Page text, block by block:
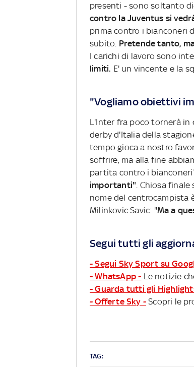
presenti - sono soltanto
contro la Juventus si
prima contro i bianconeri
subito. Pretende tanto,
I carichi di lavoro sono
limiti. E' un vincente e la
"Vogliamo obiettivi
L'Inter fra poco tornerà in
derby d'Italia della
tempo gioca a nostro
soffrire, ma alla fine
partita contro i
importanti". Chiosa
nome del centrocampista
Milinkovic Savic: "Ma a
Segui tutti gli
- Segui Sky Sport su
- WhatsApp - Le notizie
- Guarda tutti gli
- Offerte Sky - Scopri le
TAG: